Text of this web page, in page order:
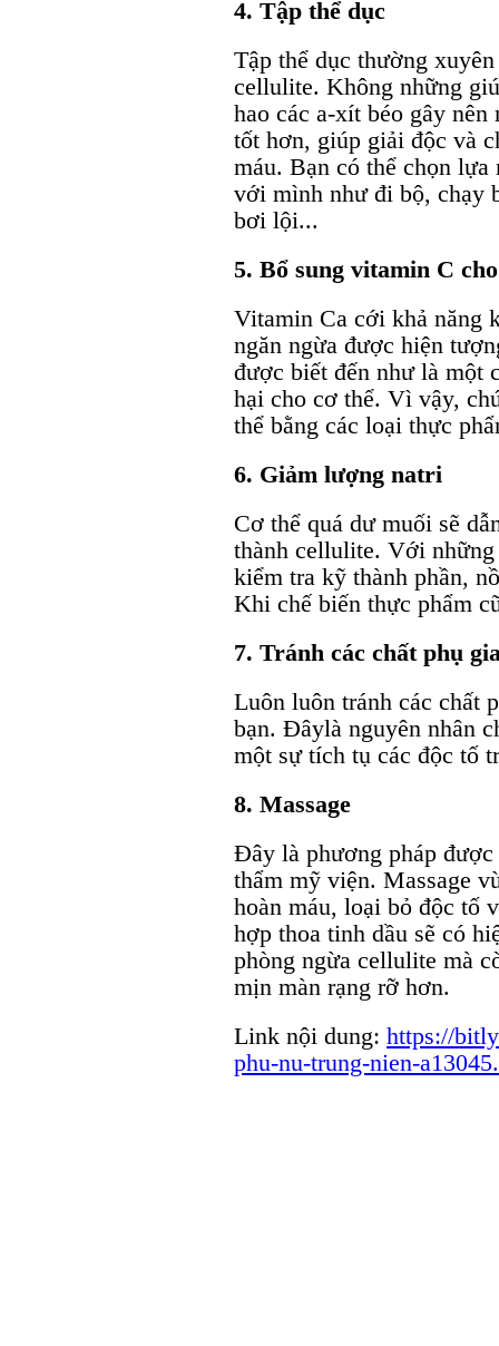
4. Tập thể dục
Tập thể dục thường
cellulite. Không những
hao các a-xít béo gây nên
tốt hơn, giúp giải độc và
máu. Bạn có thể chọn
với mình như đi bộ, chạy
bơi lội...
5. Bổ sung vitamin C
Vitamin Ca cới khả năng
ngăn ngừa được hiện
được biết đến như là một
hại cho cơ thể. Vì vậy,
thể bằng các loại thực
6. Giảm lượng natri
Cơ thể quá dư muối sẽ
thành cellulite. Với những
kiểm tra kỹ thành phần,
Khi chế biến thực phẩm
7. Tránh các chất phụ
Luôn luôn tránh các chất
bạn. Đâylà nguyên nhân
một sự tích tụ các độc tố
8. Massage
Đây là phương pháp được
thẩm mỹ viện. Massage
hoàn máu, loại bỏ độc tố
hợp thoa tinh dầu sẽ có
phòng ngừa cellulite mà
mịn màn rạng rỡ hơn.
Link nội dung: https://
phu-nu-trung-nien-